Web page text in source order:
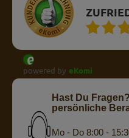
powered by eKomi
Hast Du
persönliche
Mo - Do 8:00 -